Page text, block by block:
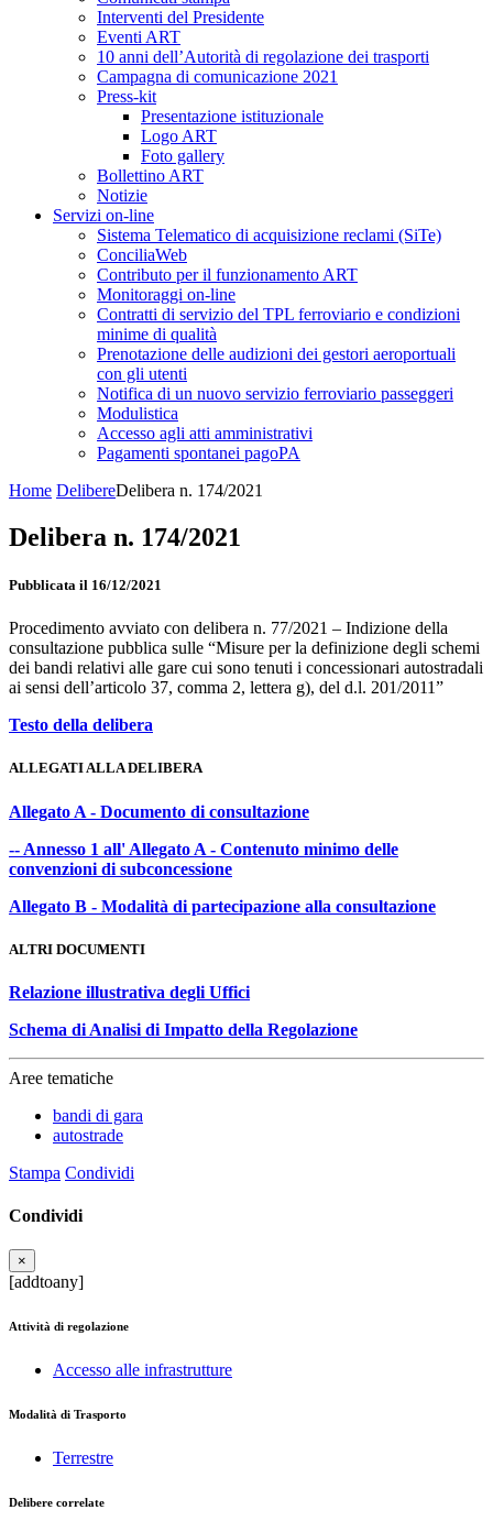
Interventi del Presidente
Eventi ART
10 anni dell’Autorità di regolazione dei trasporti
Campagna di comunicazione 2021
Press-kit
Presentazione istituzionale
Logo ART
Foto gallery
Bollettino ART
Notizie
Servizi on-line
Sistema Telematico di acquisizione reclami (SiTe)
ConciliaWeb
Contributo per il funzionamento ART
Monitoraggi on-line
Contratti di servizio del TPL ferroviario e condizioni
minime di qualità
Prenotazione delle audizioni dei gestori aeroportuali
con gli utenti
Notifica di un nuovo servizio ferroviario passeggeri
Modulistica
Accesso agli atti amministrativi
Pagamenti spontanei pagoPA
Home DelibereDelibera n. 174/2021
Delibera n. 174/2021
Pubblicata il 16/12/2021
Procedimento avviato con delibera n. 77/2021 – Indizione della
consultazione pubblica sulle “Misure per la definizione degli schemi
dei bandi relativi alle gare cui sono tenuti i concessionari autostradali
ai sensi dell’articolo 37, comma 2, lettera g), del d.l. 201/2011”
Testo della delibera
ALLEGATI ALLA DELIBERA
Allegato A - Documento di consultazione
-- Annesso 1 all' Allegato A - Contenuto minimo delle
convenzioni di subconcessione
Allegato B - Modalità di partecipazione alla consultazione
ALTRI DOCUMENTI
Relazione illustrativa degli Uffici
Schema di Analisi di Impatto della Regolazione
Aree tematiche
bandi di gara
autostrade
Stampa Condividi
Condividi
×
[addtoany]
Attività di regolazione
Accesso alle infrastrutture
Modalità di Trasporto
Terrestre
Delibere correlate